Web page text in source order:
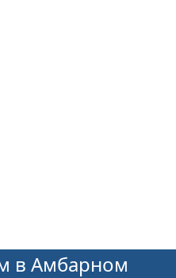
в Амбарном